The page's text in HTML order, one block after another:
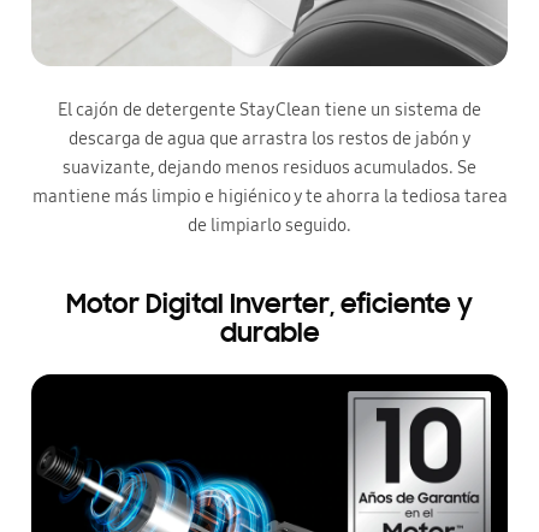
El cajón de detergente StayClean tiene un sistema de
descarga de agua que arrastra los restos de jabón y
suavizante, dejando menos residuos acumulados. Se
mantiene más limpio e higiénico y te ahorra la tediosa tarea
de limpiarlo seguido.
Motor Digital Inverter, eficiente y
durable